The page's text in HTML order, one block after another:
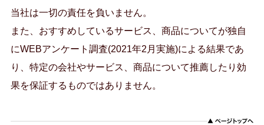
当社は一切の責任を負いません。
また、おすすめしているサービス、商品についてが独自
にWEBアンケート調査(2021年2月実施)による結果であ
り、特定の会社やサービス、商品について推薦したり効
果を保証するものではありません。